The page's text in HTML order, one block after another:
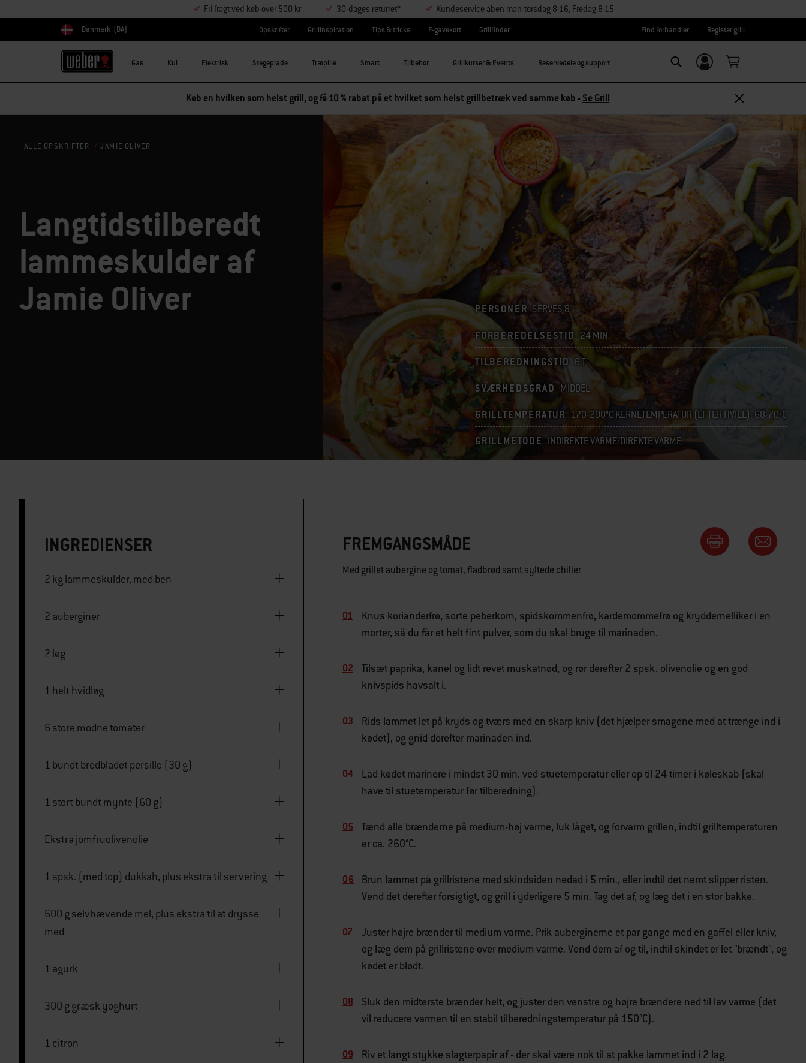
Fri fragt ved køb over 500 kr 30-dages returret* Kundeservice åben man-torsdag 8-16, Fredag 8-15
Vælg land
Danmark (DA) Opskrifter Grillinspiration Tips & tricks E-gavekort Grillfinder Find forhandler Register grill
Gas Kul Elektrisk Stegeplade Træpille Smart Tilbehør Grillkurser & Events Reservedele og support
Log ind/
tilmeld dig
Køb en hvilken som helst grill, og få 10 % rabat på et hvilket som helst grillbetræk ved samme køb - Se Grill
ALLE OPSKRIFTER JAMIE OLIVER
Langtidstilberedt
lammeskulder af
Jamie Oliver
PERSONER SERVES 8
FORBEREDELSESTID 24 MIN.
TILBEREDNINGSTID 6 T.
SVÆRHEDSGRAD MIDDEL
GRILLTEMPERATUR 170-200°C KERNETEMPERATUR (EFTER HVILE): 68-70°C
GRILLMETODE INDIREKTE VARME/DIREKTE VARME
INGREDIENSER
2 kg lammeskulder, med ben
2 auberginer
2 løg
1 helt hvidløg
6 store modne tomater
1 bundt bredbladet persille (30 g)
1 stort bundt mynte (60 g)
Ekstra jomfruolivenolie
1 spsk. (med top) dukkah, plus ekstra til servering
600 g selvhævende mel, plus ekstra til at drysse
med
1 agurk
300 g græsk yoghurt
1 citron
FREMGANGSMÅDE
Med grillet aubergine og tomat, fladbrød samt syltede chilier
Knus korianderfrø, sorte peberkorn, spidskommenfrø, kardemommefrø og kryddernelliker i en
morter, så du får et helt fint pulver, som du skal bruge til marinaden.
Tilsæt paprika, kanel og lidt revet muskatnød, og rør derefter 2 spsk. olivenolie og en god
knivspids havsalt i.
Rids lammet let på kryds og tværs med en skarp kniv (det hjælper smagene med at trænge ind i
kødet), og gnid derefter marinaden ind.
Lad kødet marinere i mindst 30 min. ved stuetemperatur eller op til 24 timer i køleskab (skal
have til stuetemperatur før tilberedning).
Tænd alle brænderne på medium-høj varme, luk låget, og forvarm grillen, indtil grilltemperaturen
er ca. 260°C.
Brun lammet på grillristene med skindsiden nedad i 5 min., eller indtil det nemt slipper risten.
Vend det derefter forsigtigt, og grill i yderligere 5 min. Tag det af, og læg det i en stor bakke.
Juster højre brænder til medium varme. Prik auberginerne et par gange med en gaffel eller kniv,
og læg dem på grillristene over medium varme. Vend dem af og til, indtil skindet er let "brændt", og
kødet er blødt.
Sluk den midterste brænder helt, og juster den venstre og højre brændere ned til lav varme (det
vil reducere varmen til en stabil tilberedningstemperatur på 150°C).
Riv et langt stykke slagterpapir af - der skal være nok til at pakke lammet ind i 2 lag.